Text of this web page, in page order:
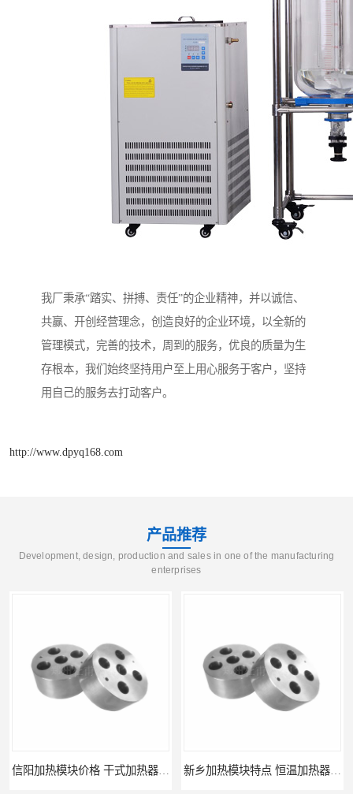
我厂秉承“踏实、拼搏、责任”的企业精神，并以诚信、
共赢、开创经营理念，创造良好的企业环境，以全新的
管理模式，完善的技术，周到的服务，优良的质量为生
存根本，我们始终坚持用户至上用心服务于客户，坚持
用自己的服务去打动客户。
http://www.dpyq168.com
产品推荐
Development, design, production and sales in one of the manufacturing
enterprises